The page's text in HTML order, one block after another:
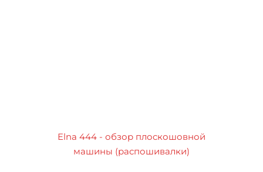
Elna 444 - обзор плоскошовной
машины (распошивалки)